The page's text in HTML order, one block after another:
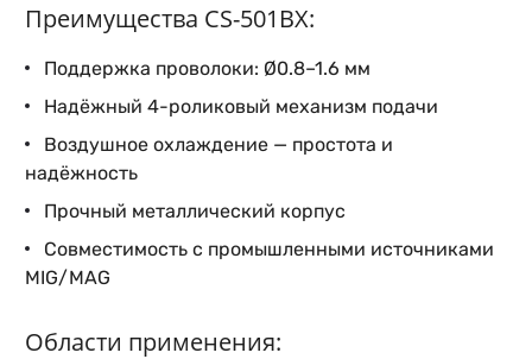
Преимущества CS-501BX:
Поддержка проволоки: Ø0.8–1.6 мм
Надёжный 4-роликовый механизм подачи
Воздушное охлаждение — простота и
надёжность
Прочный металлический корпус
Совместимость с промышленными источниками
MIG/MAG
Области применения: